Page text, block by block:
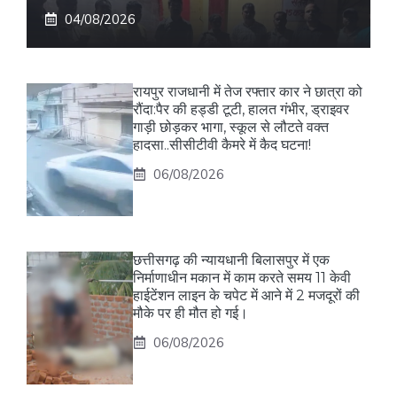
04/08/2026
रायपुर राजधानी में तेज रफ्तार कार ने छात्रा को
रौंदा:पैर की हड्डी टूटी, हालत गंभीर, ड्राइवर
गाड़ी छोड़कर भागा, स्कूल से लौटते वक्त
हादसा..सीसीटीवी कैमरे में कैद घटना!
06/08/2026
छत्तीसगढ़ की न्यायधानी बिलासपुर में एक
निर्माणाधीन मकान में काम करते समय 11 केवी
हाईटेंशन लाइन के चपेट में आने में 2 मजदूरों की
मौके पर ही मौत हो गई।
06/08/2026